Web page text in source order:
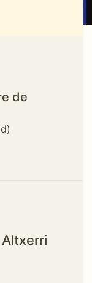
de
)
Altxerri